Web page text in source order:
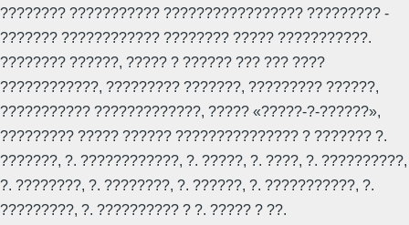
???????? ??????????? ????????????????? ????????? -
??????? ???????????? ???????? ????? ???????????.
???????? ??????, ????? ? ?????? ??? ??? ????
????????????, ????????? ???????, ????????? ??????,
??????????? ?????????????, ????? «?????-?-??????»,
????????? ????? ?????? ??????????????? ? ??????? ?.
???????, ?. ????????????, ?. ?????, ?. ????, ?. ??????????,
?. ????????, ?. ????????, ?. ??????, ?. ???????????, ?.
?????????, ?. ?????????? ? ?. ????? ? ??.